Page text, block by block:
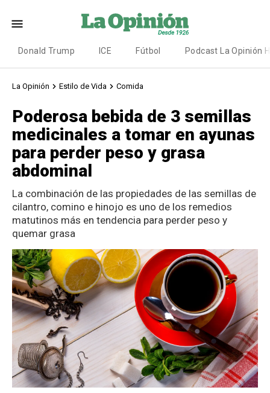
Donald Trump ICE Fútbol Podcast La Opinión
La Opinión Estilo de Vida Comida
Poderosa bebida de 3 semillas
medicinales a tomar en ayunas
para perder peso y grasa
abdominal
La combinación de las propiedades de las semillas de
cilantro, comino e hinojo es uno de los remedios
matutinos más en tendencia para perder peso y
quemar grasa